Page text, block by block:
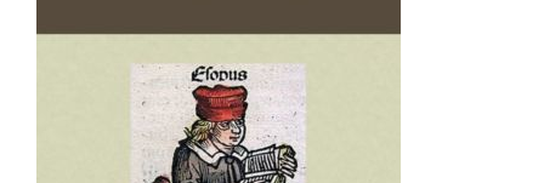
AJOUTER AU PANIER / DÉTAILS